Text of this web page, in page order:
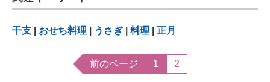
干支 おせち料理 うさぎ 料理 正月
前のページ 1 2